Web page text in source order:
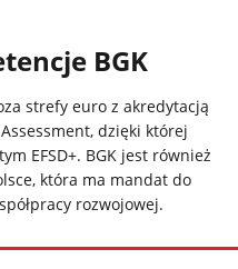
BGK
strefy euro z akredytacją
dzięki której
EFSD+. BGK jest również
która ma mandat do
rozwojowej.